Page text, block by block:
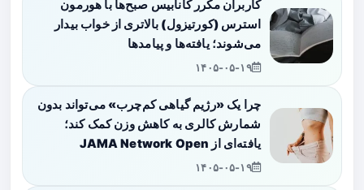
کاربران مکرر کانابیس صبح‌ها با هورمون
استرس (کورتیزول) بالاتری از خواب بیدار
می‌شوند؛ یافته‌ها و پیامدها
۱۴۰۵-۰۵-۱۹
چرا یک «رژیم گیاهی کم‌چرب» می‌تواند بدون
شمارش کالری به کاهش وزن کمک کند؛
یافته‌ای از JAMA Network Open
۱۴۰۵-۰۵-۱۹